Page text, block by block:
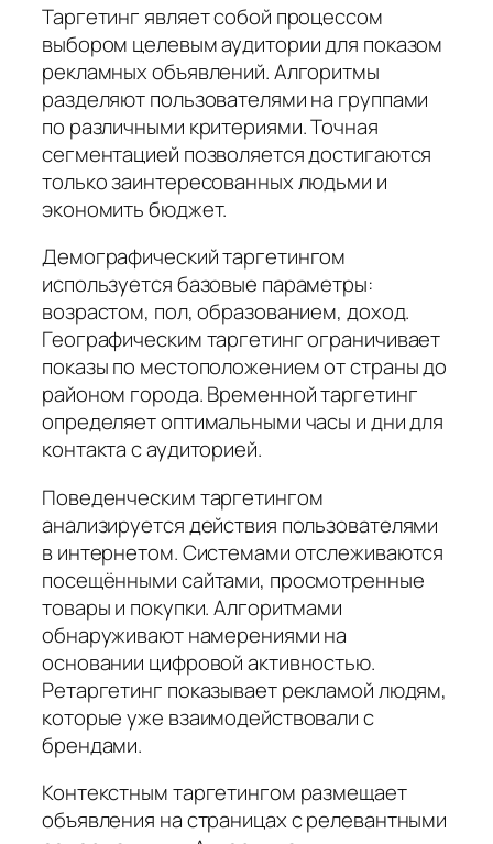
Таргетинг являет собой процессом
выбором целевым аудитории для показом
рекламных объявлений. Алгоритмы
разделяют пользователями на группами
по различными критериями. Точная
сегментацией позволяется достигаются
только заинтересованных людьми и
экономить бюджет.
Демографический таргетингом
используется базовые параметры:
возрастом, пол, образованием, доход.
Географическим таргетинг ограничивает
показы по местоположением от страны до
районом города. Временной таргетинг
определяет оптимальными часы и дни для
контакта с аудиторией.
Поведенческим таргетингом
анализируется действия пользователями
в интернетом. Системами отслеживаются
посещёнными сайтами, просмотренные
товары и покупки. Алгоритмами
обнаруживают намерениями на
основании цифровой активностью.
Ретаргетинг показывает рекламой людям,
которые уже взаимодействовали с
брендами.
Контекстным таргетингом размещает
объявления на страницах с релевантными